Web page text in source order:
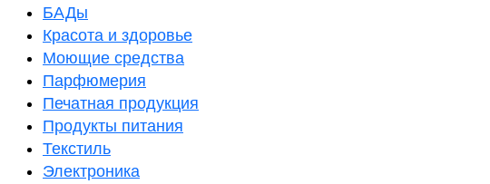
БАДы
Красота и здоровье
Моющие средства
Парфюмерия
Печатная продукция
Продукты питания
Текстиль
Электроника